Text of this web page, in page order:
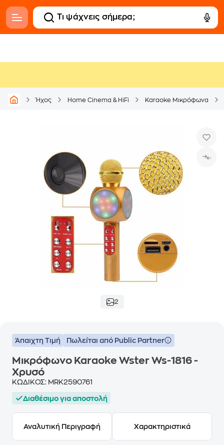
Ήχος Home Cinema & HiFi Karaoke Μικρόφωνα
2
Άπαιχτη Τιμή Πωλείται από Public Partner
Μικρόφωνο Karaoke Wster Ws-1816 -
Χρυσό
ΚΩΔΙΚΟΣ: MRK2590761
Διαθέσιμο για αποστολή
Αναλυτική Περιγραφή Χαρακτηριστικά